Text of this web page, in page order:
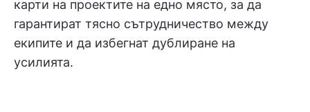
карти на проектите на едно място, за да
гарантират тясно сътрудничество между
екипите и да избегнат дублиране на
усилията.